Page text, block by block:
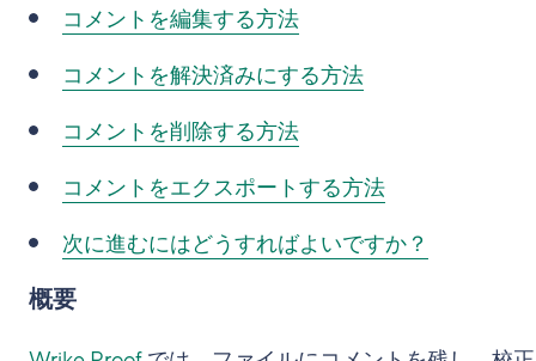
コメントを編集する方法
コメントを解決済みにする方法
コメントを削除する方法
コメントをエクスポートする方法
次に進むにはどうすればよいですか？
概要